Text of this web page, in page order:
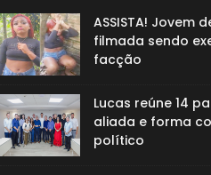
ASSISTA! Jovem
filmada sendo
facção
Lucas reúne 14
aliada e forma
político